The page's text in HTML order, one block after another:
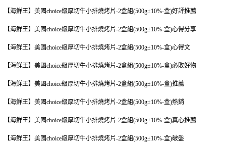
【海鮮王】美國choice級厚切牛小排燒烤片-2盒組(500g±10%-盒)好評推薦
【海鮮王】美國choice級厚切牛小排燒烤片-2盒組(500g±10%-盒)心得分享
【海鮮王】美國choice級厚切牛小排燒烤片-2盒組(500g±10%-盒)心得文
【海鮮王】美國choice級厚切牛小排燒烤片-2盒組(500g±10%-盒)必敗好物
【海鮮王】美國choice級厚切牛小排燒烤片-2盒組(500g±10%-盒)推薦
【海鮮王】美國choice級厚切牛小排燒烤片-2盒組(500g±10%-盒)熱銷
【海鮮王】美國choice級厚切牛小排燒烤片-2盒組(500g±10%-盒)真心推薦
【海鮮王】美國choice級厚切牛小排燒烤片-2盒組(500g±10%-盒)破盤